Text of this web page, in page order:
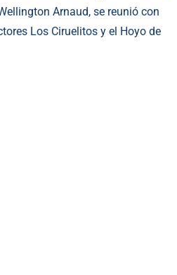
Arnaud, se reunió con
Los Ciruelitos y el Hoyo de